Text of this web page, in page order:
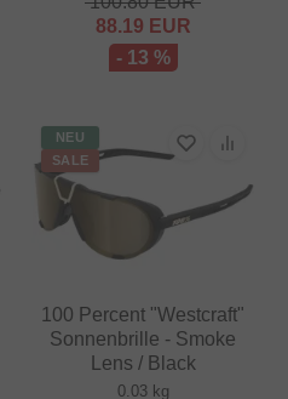
88.19 EUR
- 13 %
NEU
SALE
100 Percent "Westcraft"
Sonnenbrille - Smoke
Lens / Black
0.03 kg